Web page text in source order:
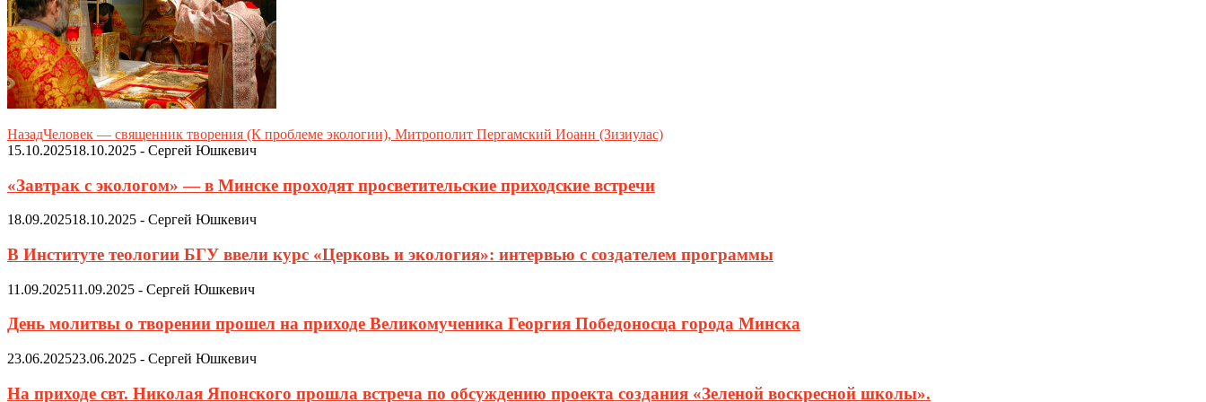
НазадЧеловек — священник творения (К проблеме экологии), Митрополит Пергамский Иоанн (Зизиулас)
15.10.202518.10.2025 - Сергей Юшкевич
«Завтрак с экологом» — в Минске проходят просветительские приходские встречи
18.09.202518.10.2025 - Сергей Юшкевич
В Институте теологии БГУ ввели курс «Церковь и экология»: интервью с создателем программы
11.09.202511.09.2025 - Сергей Юшкевич
День молитвы о творении прошел на приходе Великомученика Георгия Победоносца города Минска
23.06.202523.06.2025 - Сергей Юшкевич
На приходе свт. Николая Японского прошла встреча по обсуждению проекта создания «Зеленой воскресной школы».